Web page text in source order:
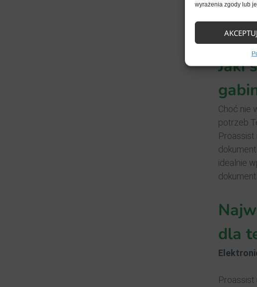
wyrażenia zgody lub
AKCEPTUJ
Jaki
Choć nie
potrzeb
Proassist
idealnie
dla